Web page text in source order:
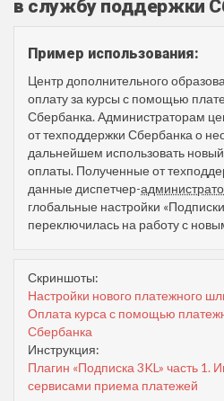
в службу поддержки
Пример использования:
Центр дополнительного
оплату за курсы с помощью
Сбербанка. Администраторам
от техподдержки Сбербанка о
дальнейшем использовать новый
оплаты. Полученные от
данные диспетчер-
глобальные настройки
переключилась на работу с
Скриншоты:
Настройки нового платежного
Оплата курса с помощью
Сбербанка
Инструкция:
Плагин «Подписка 3KL» часть 1.
сервисами приема платежей